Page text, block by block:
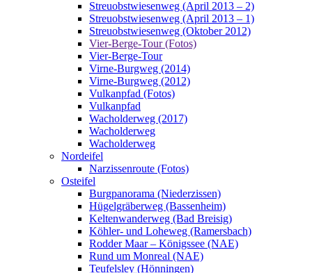
Streuobstwiesenweg (April 2013 – 2)
Streuobstwiesenweg (April 2013 – 1)
Streuobstwiesenweg (Oktober 2012)
Vier-Berge-Tour (Fotos)
Vier-Berge-Tour
Virne-Burgweg (2014)
Virne-Burgweg (2012)
Vulkanpfad (Fotos)
Vulkanpfad
Wacholderweg (2017)
Wacholderweg
Wacholderweg
Nordeifel
Narzissenroute (Fotos)
Osteifel
Burgpanorama (Niederzissen)
Hügelgräberweg (Bassenheim)
Keltenwanderweg (Bad Breisig)
Köhler- und Loheweg (Ramersbach)
Rodder Maar – Königssee (NAE)
Rund um Monreal (NAE)
Teufelsley (Hönningen)